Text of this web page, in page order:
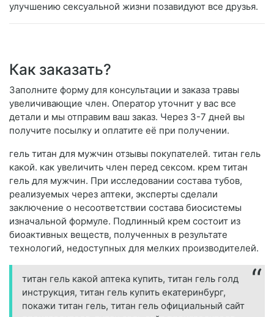
улучшению сексуальной жизни позавидуют все друзья.
Как заказать?
Заполните форму для консультации и заказа травы
увеличивающие член. Оператор уточнит у вас все
детали и мы отправим ваш заказ. Через 3-7 дней вы
получите посылку и оплатите её при получении.
гель титан для мужчин отзывы покупателей. титан гель
какой. как увеличить член перед сексом. крем титан
гель для мужчин. При исследовании состава тубов,
реализуемых через аптеки, эксперты сделали
заключение о несоответствии состава биосистемы
изначальной формуле. Подлинный крем состоит из
биоактивных веществ, полученных в результате
технологий, недоступных для мелких производителей.
титан гель какой аптека купить, титан гель голд
инструкция, титан гель купить екатеринбург,
покажи титан гель, титан гель официальный сайт